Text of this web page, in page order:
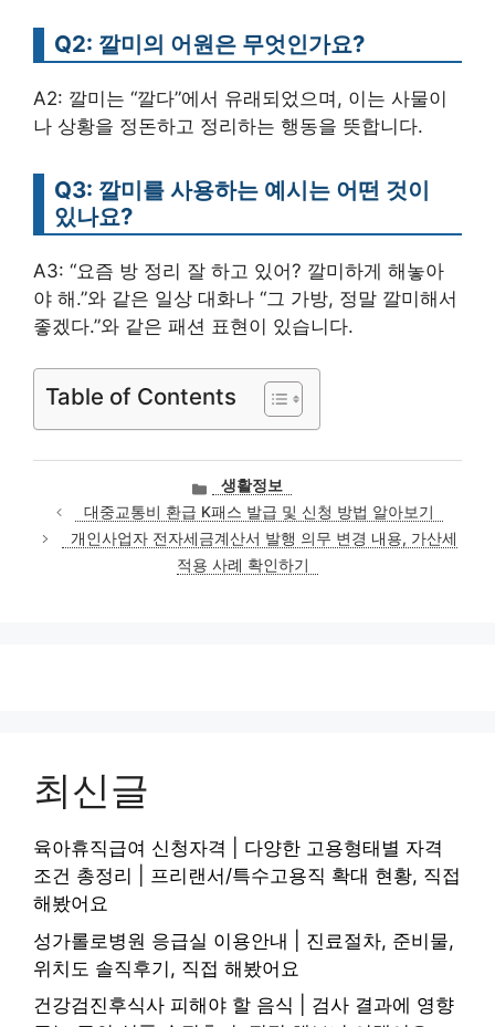
Q2: 깔미의 어원은 무엇인가요?
A2: 깔미는 “깔다”에서 유래되었으며, 이는 사물이
나 상황을 정돈하고 정리하는 행동을 뜻합니다.
Q3: 깔미를 사용하는 예시는 어떤 것이
있나요?
A3: “요즘 방 정리 잘 하고 있어? 깔미하게 해놓아
야 해.”와 같은 일상 대화나 “그 가방, 정말 깔미해서
좋겠다.”와 같은 패션 표현이 있습니다.
Table of Contents
카
테
고
리
생활정보
대중교통비 환급 K패스 발급 및 신청 방법 알아보기
개인사업자 전자세금계산서 발행 의무 변경 내용, 가산세
적용 사례 확인하기
최신글
육아휴직급여 신청자격 | 다양한 고용형태별 자격
조건 총정리 | 프리랜서/특수고용직 확대 현황, 직접
해봤어요
성가롤로병원 응급실 이용안내 | 진료절차, 준비물,
위치도 솔직후기, 직접 해봤어요
건강검진후식사 피해야 할 음식 | 검사 결과에 영향